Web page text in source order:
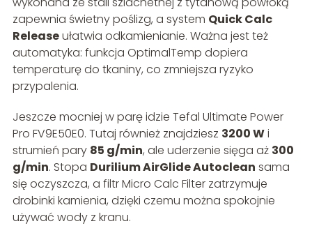
zapewnia świetny poślizg, a system Quick Calc
Releaseułatwia odkamienianie. Ważna jest też
automatyka: funkcja OptimalTemp dopiera
temperaturę do tkaniny, co zmniejsza ryzyko
przypalenia.
Jeszcze mocniej w parę idzie Tefal Ultimate Power
Pro FV9E50E0. Tutaj również znajdziesz 3200 Wi
strumień pary 85 g/min, ale uderzenie sięga aż 300
g/min. Stopa Durilium AirGlide Autoclean sama
się oczyszcza, a filtr Micro Calc Filter zatrzymuje
drobinki kamienia, dzięki czemu można spokojnie
używać wody z kranu.